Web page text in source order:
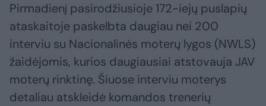
Pirmadienį pasirodžiusioje 172-iejų puslapių
ataskaitoje paskelbta daugiau nei 200
interviu su Nacionalinės moterų lygos (NWLS)
žaidėjomis, kurios daugiausiai atstovauja JAV
moterų rinktinę. Šiuose interviu moterys
detaliau atskleidė komandos trenerių